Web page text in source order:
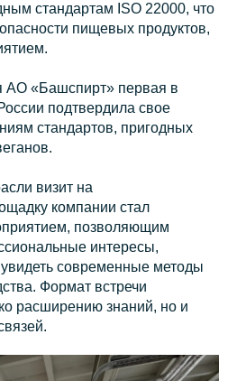
стандартам ISO 22000, что
пищевых продуктов,
АО «Башспирт» первая в
подтвердила свое
стандартов, пригодных
визит на
компании стал
позволяющим
интересы,
современные методы
Формат встречи
расширению знаний, но и